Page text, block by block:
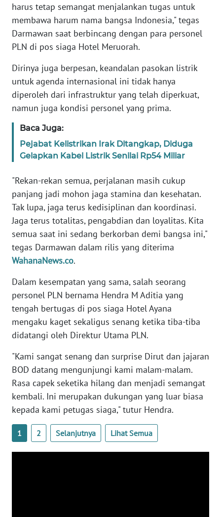
harus tetap semangat menjalankan tugas untuk
membawa harum nama bangsa Indonesia," tegas
Darmawan saat berbincang dengan para personel
PLN di pos siaga Hotel Meruorah.
Dirinya juga berpesan, keandalan pasokan listrik
untuk agenda internasional ini tidak hanya
diperoleh dari infrastruktur yang telah diperkuat,
namun juga kondisi personel yang prima.
Baca Juga:
Pejabat Kelistrikan Irak Ditangkap, Diduga
Gelapkan Kabel Listrik Senilai Rp54 Miliar
"Rekan-rekan semua, perjalanan masih cukup
panjang jadi mohon jaga stamina dan kesehatan.
Tak lupa, jaga terus kedisiplinan dan koordinasi.
Jaga terus totalitas, pengabdian dan loyalitas. Kita
semua saat ini sedang berkorban demi bangsa ini,"
tegas Darmawan dalam rilis yang diterima
WahanaNews.co.
Dalam kesempatan yang sama, salah seorang
personel PLN bernama Hendra M Aditia yang
tengah bertugas di pos siaga Hotel Ayana
mengaku kaget sekaligus senang ketika tiba-tiba
didatangi oleh Direktur Utama PLN.
"Kami sangat senang dan surprise Dirut dan jajaran
BOD datang mengunjungi kami malam-malam.
Rasa capek seketika hilang dan menjadi semangat
kembali. Ini merupakan dukungan yang luar biasa
kepada kami petugas siaga," tutur Hendra.
1 2 Selanjutnya Lihat Semua
WN
BARAT
WN
RIAU
SERAMBI
WN
JAMBI
SULTRA
WN
NTB
WN
SULTENG
WN
SULBAR
WN
BABEL
WN
SUMBAR
WN
SUMSEL
WN
BENGKULU